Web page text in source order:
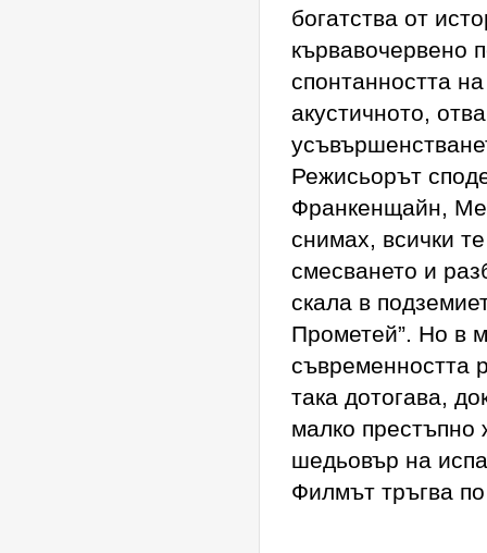
богатства от
кървавочервено
спонтанността
акустичното,
Режисьорът
Франкенщайн,
снимах, всички
смесването и
скала в
Прометей”. Но в
съвременността
така дотогава,
малко престъпно
шедьовър на
Филмът тръгва